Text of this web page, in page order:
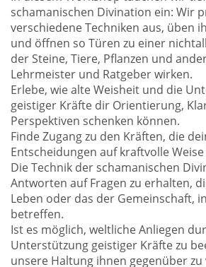
schamanischen Divination ein: Wir
verschiedene Techniken aus, üben
und öffnen so Türen zu einer
der Steine, Tiere, Pflanzen und
Lehrmeister und Ratgeber wirken.
Erlebe, wie alte Weisheit und die
geistiger Kräfte dir Orientierung,
Perspektiven schenken können.
Finde Zugang zu den Kräften, die
Entscheidungen auf kraftvolle
Die Technik der schamanischen
Antworten auf Fragen zu erhalten,
Leben oder das der Gemeinschaft,
betreffen.
Ist es möglich, weltliche Anliegen
Unterstützung geistiger Kräfte zu
unsere Haltung ihnen gegenüber